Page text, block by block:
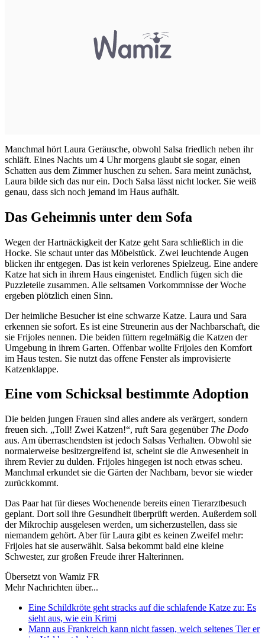
Manchmal hört Laura Geräusche, obwohl Salsa friedlich neben ihr
schläft. Eines Nachts um 4 Uhr morgens glaubt sie sogar, einen
Schatten aus dem Zimmer huschen zu sehen. Sara meint zunächst,
Laura bilde sich das nur ein. Doch Salsa lässt nicht locker. Sie weiß
genau, dass sich noch jemand im Haus aufhält.
Das Geheimnis unter dem Sofa
Wegen der Hartnäckigkeit der Katze geht Sara schließlich in die
Hocke. Sie schaut unter das Möbelstück. Zwei leuchtende Augen
blicken ihr entgegen. Das ist kein verlorenes Spielzeug. Eine andere
Katze hat sich in ihrem Haus eingenistet. Endlich fügen sich die
Puzzleteile zusammen. Alle seltsamen Vorkommnisse der Woche
ergeben plötzlich einen Sinn.
Der heimliche Besucher ist eine schwarze Katze. Laura und Sara
erkennen sie sofort. Es ist eine Streunerin aus der Nachbarschaft, die
sie Frijoles nennen. Die beiden füttern regelmäßig die Katzen der
Umgebung in ihrem Garten. Offenbar wollte Frijoles den Komfort
im Haus testen. Sie nutzt das offene Fenster als improvisierte
Katzenklappe.
Eine vom Schicksal bestimmte Adoption
Die beiden jungen Frauen sind alles andere als verärgert, sondern
freuen sich. „Toll! Zwei Katzen!“, ruft Sara gegenüber The Dodo
aus. Am überraschendsten ist jedoch Salsas Verhalten. Obwohl sie
normalerweise besitzergreifend ist, scheint sie die Anwesenheit in
ihrem Revier zu dulden. Frijoles hingegen ist noch etwas scheu.
Manchmal erkundet sie die Gärten der Nachbarn, bevor sie wieder
zurückkommt.
Das Paar hat für dieses Wochenende bereits einen Tierarztbesuch
geplant. Dort soll ihre Gesundheit überprüft werden. Außerdem soll
der Mikrochip ausgelesen werden, um sicherzustellen, dass sie
niemandem gehört. Aber für Laura gibt es keinen Zweifel mehr:
Frijoles hat sie auserwählt. Salsa bekommt bald eine kleine
Schwester, zur großen Freude ihrer Halterinnen.
Übersetzt von Wamiz FR
Mehr Nachrichten über...
Eine Schildkröte geht stracks auf die schlafende Katze zu: Es
sieht aus, wie ein Krimi
Mann aus Frankreich kann nicht fassen, welch seltenes Tier er